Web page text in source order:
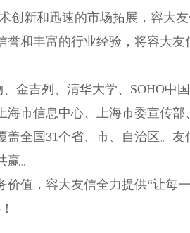
创新和迅速的市场拓展，容大友
和丰富的行业经验，将容大友
金吉列、清华大学、 SOHO中
市信息中心、上海市委宣传部
盖全国31个省、市、自治区。友
。
值，容大友信全力提供“让每